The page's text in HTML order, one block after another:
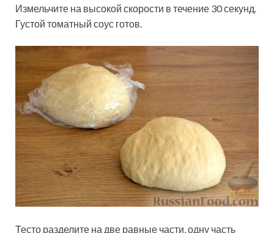
Измельчите на высокой скорости в течение 30 секунд.
Густой томатный соус готов.
Тесто разделите на две равные части, одну часть